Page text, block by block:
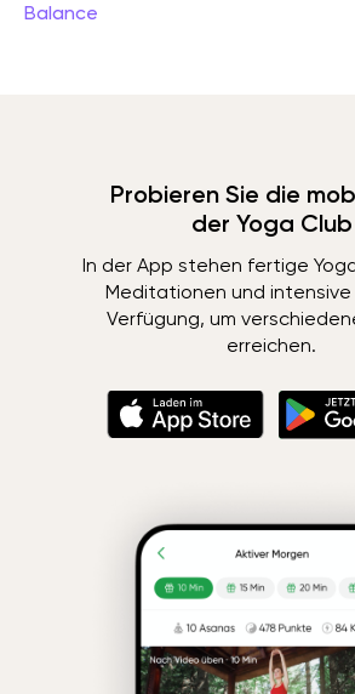
Balance
Probieren Sie die
der Yoga Club
In der App stehen fertige
Meditationen und intensive
Verfügung, um
erreichen.